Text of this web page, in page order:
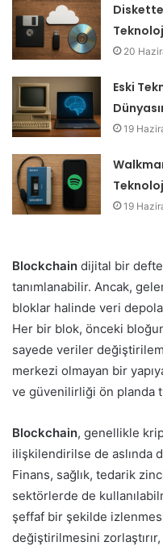
20
Eski
19
19
Blockchain dijital bir
tanımlanabilir. Ancak,
bloklar halinde veri
Her bir blok, önceki
sayede veriler
merkezi olmayan bir
ve güvenilirliği ön planda
Blockchain, genellikle
ilişkilendirilse de aslında
Finans, sağlık, tedarik
sektörlerde de
şeffaf bir şekilde
değiştirilmesini